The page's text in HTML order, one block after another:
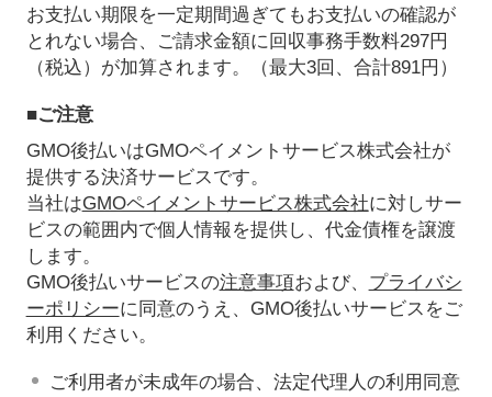
お支払い期限を一定期間過ぎてもお支払いの確認が
とれない場合、ご請求金額に回収事務手数料297円
（税込）が加算されます。（最大3回、合計891円）
■ご注意
GMO後払いはGMOペイメントサービス株式会社が
提供する決済サービスです。
当社はGMOペイメントサービス株式会社に対しサー
ビスの範囲内で個人情報を提供し、代金債権を譲渡
します。
GMO後払いサービスの注意事項および、 プライバシ
ーポリシーに同意のうえ、GMO後払いサービスをご
利用ください。
ご利用者が未成年の場合、法定代理人の利用同意